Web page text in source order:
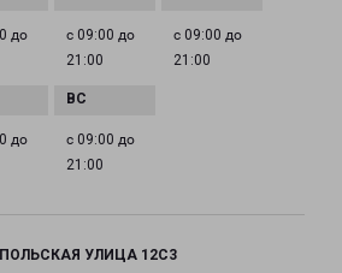
до
с 09:00 до
21:00
с 09:00 до
21:00
до
с 09:00 до
21:00
УЛИЦА 12С3